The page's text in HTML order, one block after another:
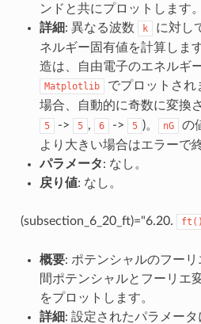
ンドと共にプロットします。
詳細: 異なる波数 k
に対し
ネルギー固有値を計算しま
造は、自由電子のエネルギ
Matplotlib でプロットされ
場合、自動的に奇数に変換
5 -> 5 , 6 -> 5 )。 nG の
より大きい場合はエラーで
パラメータ: なし。
戻り値: なし。
(subsection_6_20_ft)="6.20. ft()
概要: ポテンシャルのフー
間ポテンシャルとフーリエ
をプロットします。
詳細: 設定されたパラメー